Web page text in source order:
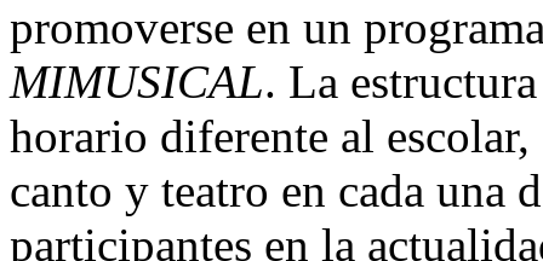
promoverse en un
MIMUSICAL. La
horario diferente al escolar,
canto y teatro en cada una
participantes en la